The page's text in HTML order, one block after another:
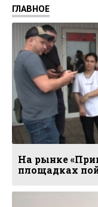
ГЛАВНОЕ
На рынке
площадках